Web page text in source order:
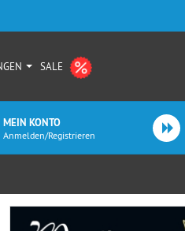
SALE
MEIN KONTO
Anmelden/Registrieren